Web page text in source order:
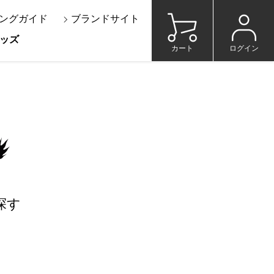
グガイド
ブランドサイト
ズ
カート ログイン
す